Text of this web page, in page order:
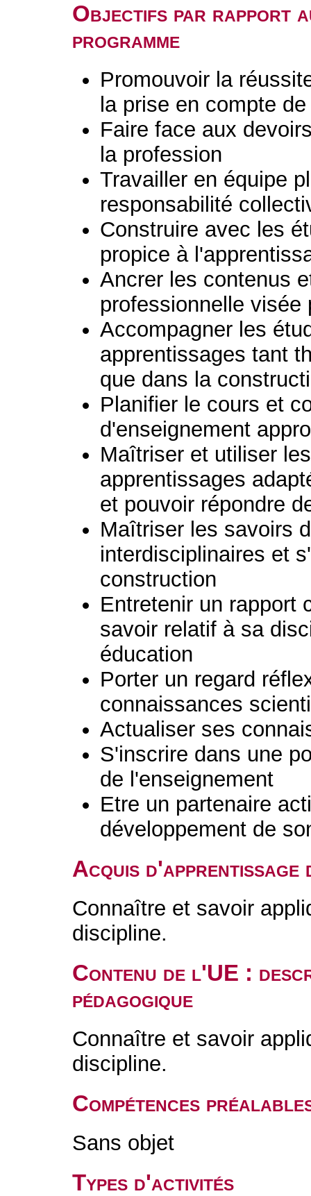
Objectifs par rapport
programme
Promouvoir la
la prise en compte
Faire face aux
la profession
Travailler en équipe
responsabilité
Construire avec les
propice à
Ancrer les contenus
professionnelle visée
Accompagner les
apprentissages tant
que dans la
Planifier le cours et
d'enseignement
Maîtriser et utiliser
apprentissages
et pouvoir répondre
Maîtriser les savoirs
interdisciplinaires et
construction
Entretenir un rapport
savoir relatif à sa
éducation
Porter un regard
connaissances
Actualiser ses
S'inscrire dans une
de l'enseignement
Etre un partenaire
développement de
Acquis d'apprentissage
Connaître et savoir
discipline.
Contenu de l'UE :
pédagogique
Connaître et savoir
discipline.
Compétences
Sans objet
Types d'activités